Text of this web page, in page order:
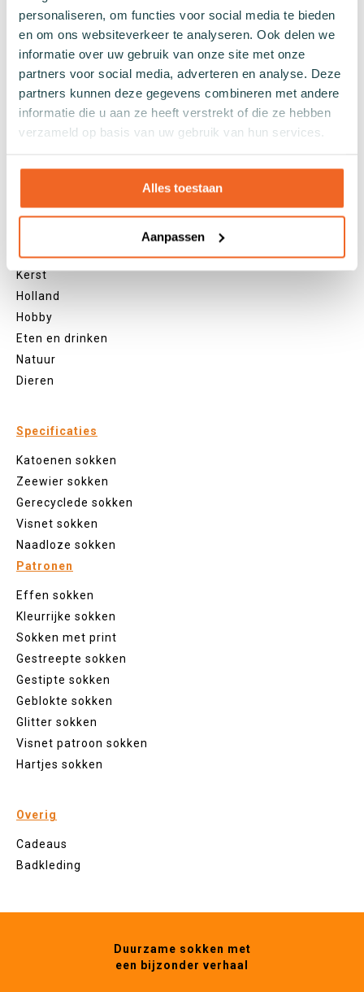
personaliseren, om functies voor social media te bieden
en om ons websiteverkeer te analyseren. Ook delen we
informatie over uw gebruik van onze site met onze
partners voor social media, adverteren en analyse. Deze
partners kunnen deze gegevens combineren met andere
informatie die u aan ze heeft verstrekt of die ze hebben
verzameld op basis van uw gebruik van hun services.
Alles toestaan
Aanpassen
Zwarte sokken
Grijze sokken
Gele sokken
Groene sokken
Oranje sokken
Paarse sokken
Roze sokken
Blauwe sokken
Kerst
Holland
Hobby
Eten en drinken
Natuur
Dieren
Specificaties
Katoenen sokken
Zeewier sokken
Gerecyclede sokken
Visnet sokken
Naadloze sokken
Patronen
Effen sokken
Kleurrijke sokken
Sokken met print
Gestreepte sokken
Gestipte sokken
Geblokte sokken
Glitter sokken
Visnet patroon sokken
Hartjes sokken
Overig
Cadeaus
Badkleding
Duurzame sokken met
een bijzonder verhaal